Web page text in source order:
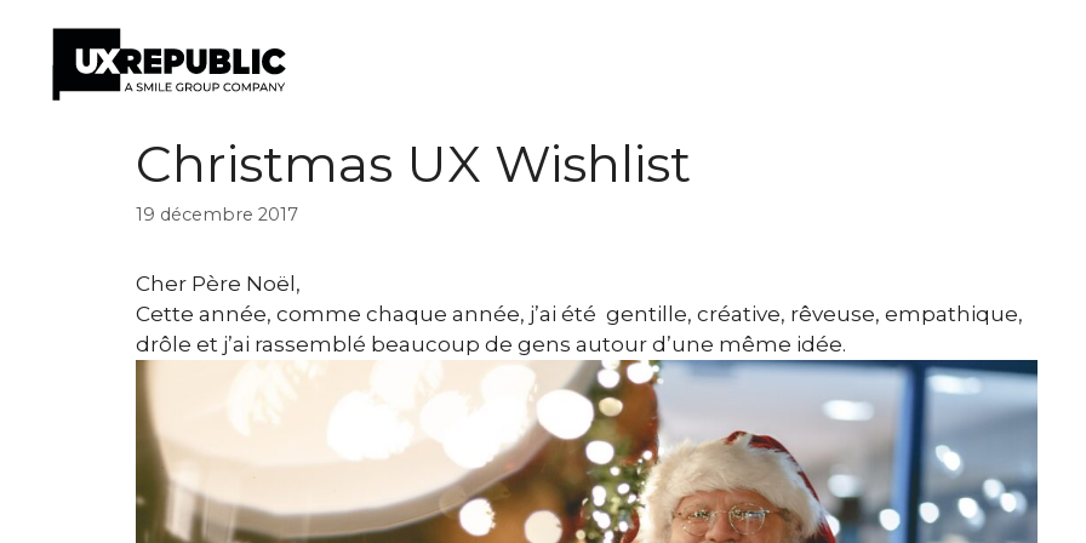
Christmas UX Wishlist
19 décembre 2017
Cher Père Noël,
Cette année, comme chaque année, j’ai été gentille, créative, rêveuse, empathique,
drôle et j’ai rassemblé beaucoup de gens autour d’une même idée.